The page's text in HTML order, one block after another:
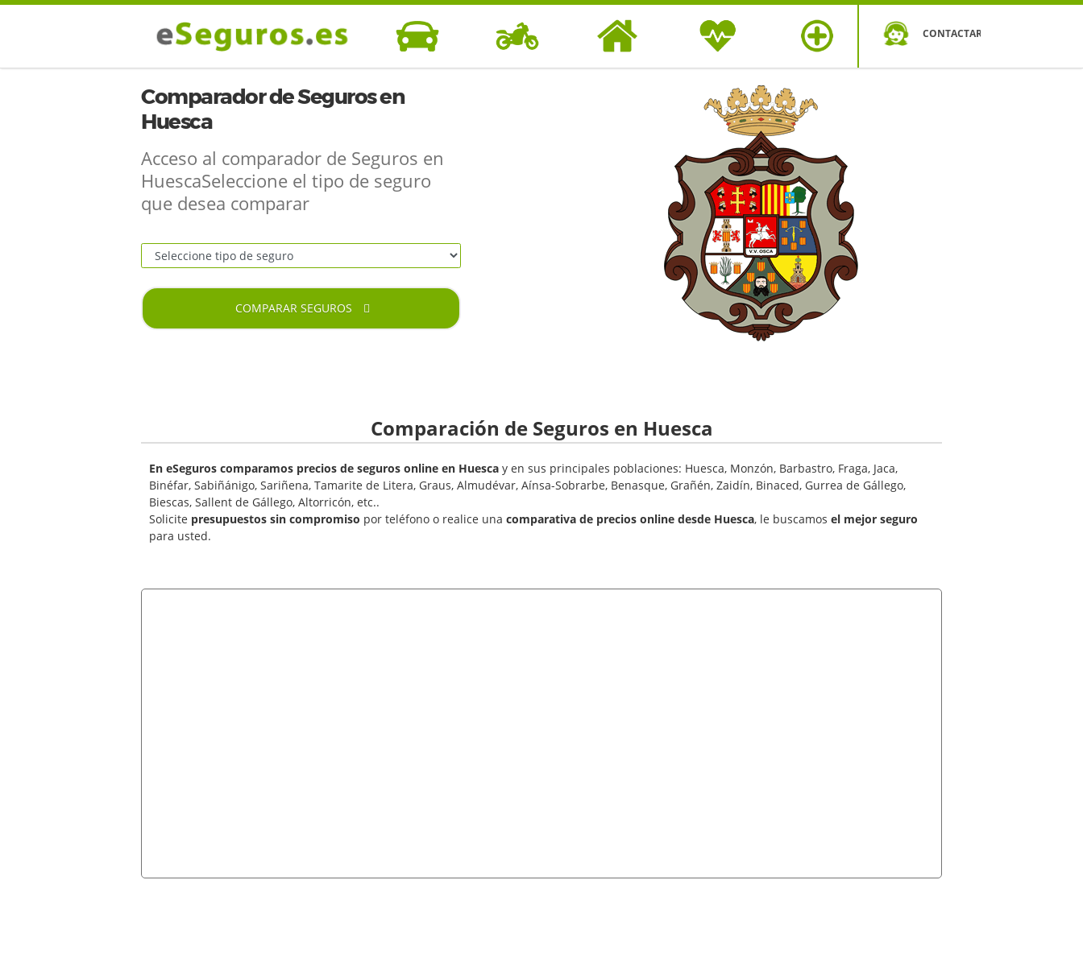
SEGUROS DE SEGUROS DE
SALUD
MÁS
SEGUROS
CONTACTAR
Comparador de Seguros en
Huesca
Acceso al comparador de Seguros en
HuescaSeleccione el tipo de seguro
que desea comparar
COMPARAR SEGUROS
Comparación de Seguros en Huesca
En eSeguros comparamos precios de seguros online en Huesca y en sus principales poblaciones: Huesca, Monzón, Barbastro, Fraga, Jaca,
Binéfar, Sabiñánigo, Sariñena, Tamarite de Litera, Graus, Almudévar, Aínsa-Sobrarbe, Benasque, Grañén, Zaidín, Binaced, Gurrea de Gállego,
Biescas, Sallent de Gállego, Altorricón, etc..
Solicite presupuestos sin compromiso por teléfono o realice una comparativa de precios online desde Huesca, le buscamos el mejor seguro
para usted.